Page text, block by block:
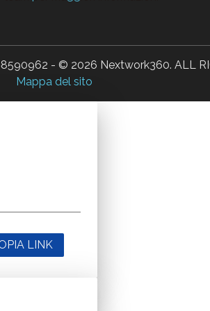
- © 2026 Nextwork360. ALL
Mappa del sito
LINK